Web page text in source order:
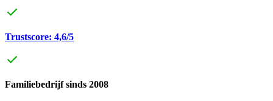
Trustscore: 4,6/5
Familiebedrijf sinds 2008